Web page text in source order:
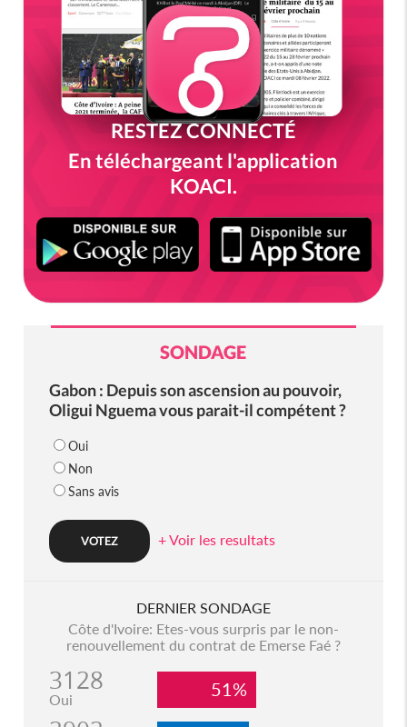
RESTEZ CONNECTÉ
En téléchargeant l'application
KOACI.
SONDAGE
Gabon : Depuis son ascension au pouvoir,
Oligui Nguema vous parait-il compétent ?
Oui
Non
Sans avis
+ Voir les resultats
DERNIER SONDAGE
Côte d'Ivoire: Etes-vous surpris par le non-
renouvellement du contrat de Emerse Faé ?
3128
Oui 51%